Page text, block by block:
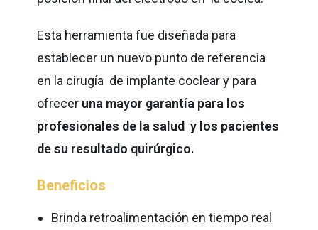
Esta herramienta fue diseñada para
establecer un nuevo punto de referencia
en la cirugía de implante coclear y para
ofrecer una mayor garantía para los
profesionales de la salud y los pacientes
de su resultado quirúrgico.
Beneficios
Brinda retroalimentación en tiempo real